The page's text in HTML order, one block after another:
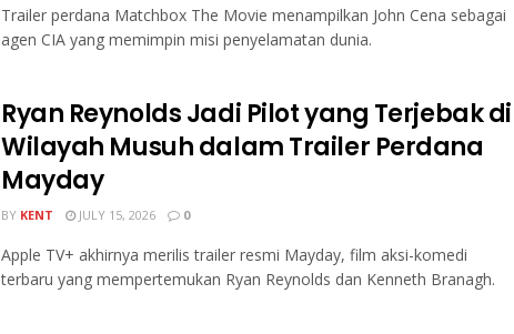
Trailer perdana Matchbox The Movie menampilkan John Cena sebagai
agen CIA yang memimpin misi penyelamatan dunia.
Ryan Reynolds Jadi Pilot yang Terjebak di
Wilayah Musuh dalam Trailer Perdana
Mayday
BY KENT JULY 15, 2026 0
Apple TV+ akhirnya merilis trailer resmi Mayday, film aksi-komedi
terbaru yang mempertemukan Ryan Reynolds dan Kenneth Branagh.